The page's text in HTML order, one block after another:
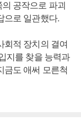
공작으로 파괴
으로 일관했다.
회적 장치의 결여
지를 찾을 능력과
금도 애써 모른척